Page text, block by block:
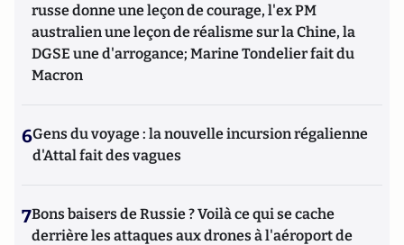
russe donne une leçon de courage, l'ex PM
australien une leçon de réalisme sur la Chine, la
DGSE une d'arrogance; Marine Tondelier fait du
Macron
6Gens du voyage : la nouvelle incursion régalienne
d'Attal fait des vagues
7Bons baisers de Russie ? Voilà ce qui se cache
derrière les attaques aux drones à l'aéroport de